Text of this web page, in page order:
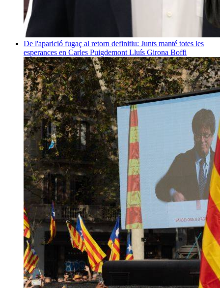
De l'aparició fugaç al retorn definitiu: Junts manté totes les
esperances en Carles Puigdemont Lluís Girona Boffi